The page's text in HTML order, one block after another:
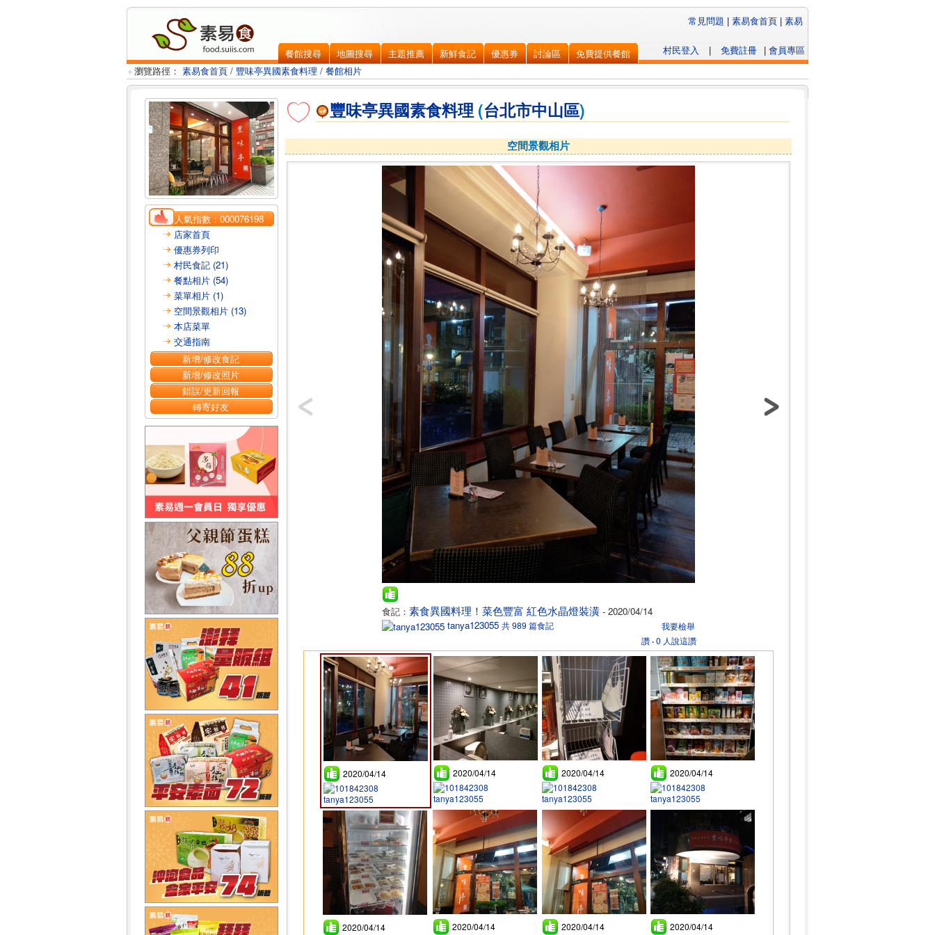
餐館搜尋 地圖搜尋 主題推薦 新鮮食記 優惠券 討論區 免費提供餐館 | 會員專區
免費註冊
|
村民登入
常見問題 | 素易食首頁 | 素易
瀏覽路徑： 素易食首頁 / 豐味亭異國素食料理 / 餐館相片
人氣指數：000076198
店家首頁
優惠券列印
村民食記 (21)
餐點相片 (54)
菜單相片 (1)
空間景觀相片 (13)
本店菜單
交通指南
新增/修改食記
新增/修改照片
錯誤/更新回報
轉寄好友
豐味亭異國素食料理 (台北市中山區)
空間景觀相片
食記： 素食異國料理！菜色豐富 紅色水晶燈裝潢 - 2020/04/14
tanya123055 共 989 篇食記
我要檢舉
讚 ‧0 人說這讚
2020/04/14
tanya123055
2020/04/14
tanya123055
2020/04/14
tanya123055
2020/04/14
tanya123055
2020/04/14 2020/04/14 2020/04/14 2020/04/14